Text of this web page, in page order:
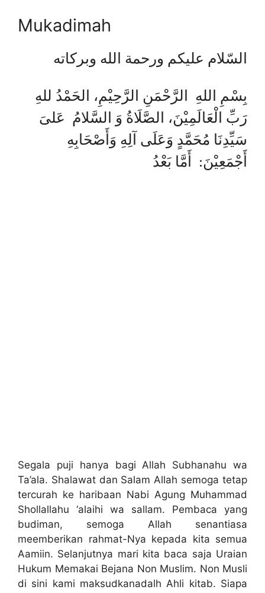
Mukadimah
السّلام عليكم ورحمة الله وبركاته
بِسْمِ اللهِ الرَّحْمَنِ الرَّحِيْمِ، الحَمْدُ للهِ
رَبِّ الْعَالَمِيْنَ، الصَّلَاةُ وَ السَّلامُ عَلىَ
سَيِّدِنَا مُحَمَّدٍ وَعَلَى آلِهِ وَأَصْحَابِهِ
أَجْمَعِيْنَ: أَمَّا بَعْدُ
Segala puji hanya bagi Allah Subhanahu wa
Ta’ala. Shalawat dan Salam Allah semoga tetap
tercurah ke haribaan Nabi Agung Muhammad
Shollallahu ‘alaihi wa sallam. Pembaca yang
budiman, semoga Allah senantiasa
meemberikan rahmat-Nya kepada kita semua
Aamiin. Selanjutnya mari kita baca saja Uraian
Hukum Memakai Bejana Non Muslim. Non Musli
di sini kami maksudkanadalh Ahli kitab. Siapa